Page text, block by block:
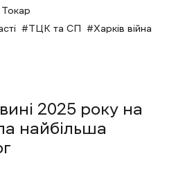
ТЦК та СП Харків війна
2025 року на
найбільша